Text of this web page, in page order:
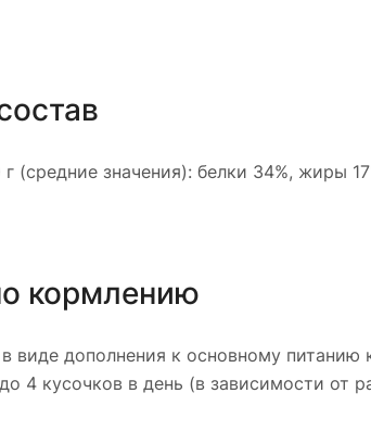
(средние значения): белки 34%, жиры
кормлению
виде дополнения к основному
4 кусочков в день (в зависимости от